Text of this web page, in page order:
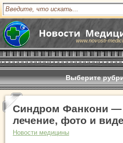
www.novosti-
Выберите
Синдром Фанкони
лечение, фото и
Новости медицины